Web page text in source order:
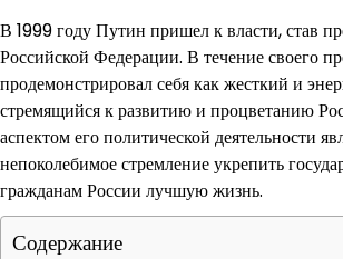
В 1999 году Путин пришел к власти, став
Российской Федерации. В течение своего
продемонстрировал себя как жесткий и
стремящийся к развитию и процветанию
аспектом его политической деятельности
непоколебимое стремление укрепить
гражданам России лучшую жизнь.
Содержание